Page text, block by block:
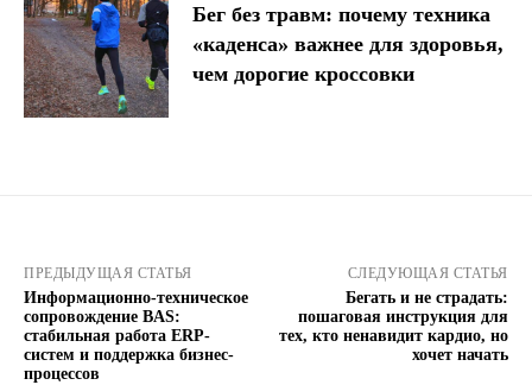
Бег без травм: почему техника
«каденса» важнее для здоровья,
чем дорогие кроссовки
ПРЕДЫДУЩАЯ СТАТЬЯ
Информационно-техническое
сопровождение BAS:
стабильная работа ERP-
систем и поддержка бизнес-
процессов
СЛЕДУЮЩАЯ СТАТЬЯ
Бегать и не страдать:
пошаговая инструкция для
тех, кто ненавидит кардио, но
хочет начать